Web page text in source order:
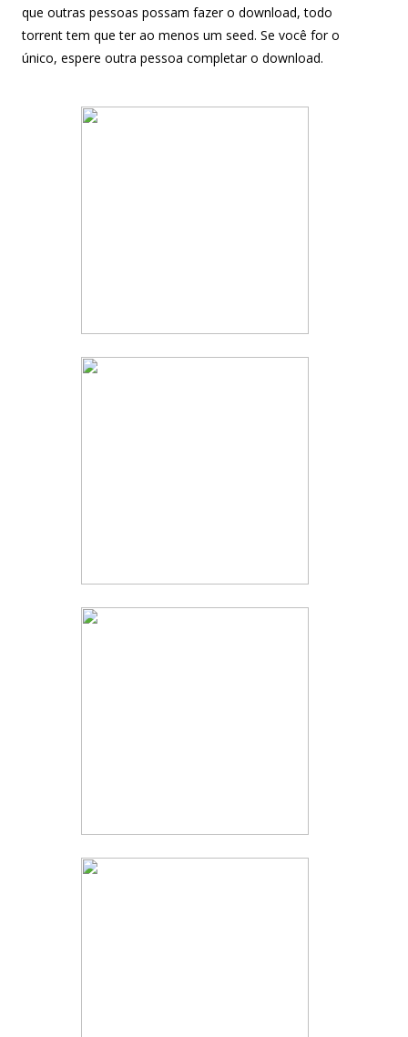
que outras pessoas possam fazer o download, todo
torrent tem que ter ao menos um seed. Se você for o
único, espere outra pessoa completar o download.